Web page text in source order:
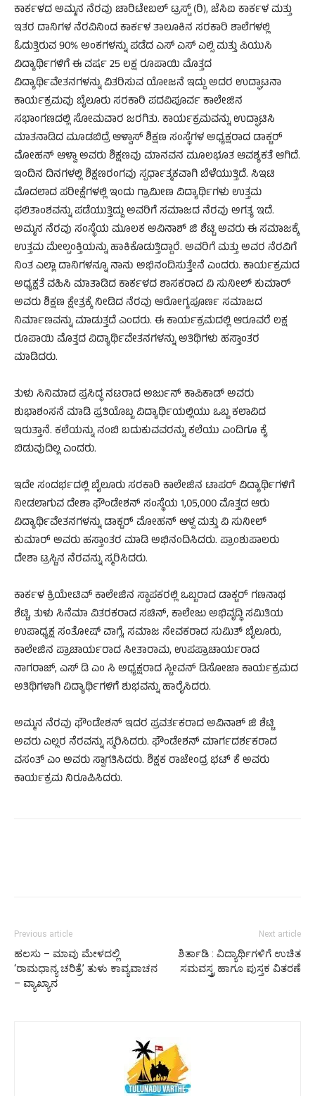
ಕಾರ್ಕಳದ ಅಮ್ಮನ ನೆರವು ಚಾರಿಟೇಬಲ್ ಟ್ರಸ್ಟ್ (ರಿ), ಜೆಸಿಐ ಕಾರ್ಕಳ ಮತ್ತು
ಇತರ ದಾನಿಗಳ ನೆರವಿನಿಂದ ಕಾರ್ಕಳ ತಾಲೂಕಿನ ಸರಕಾರಿ ಶಾಲೆಗಳಲ್ಲಿ
ಓದುತ್ತಿರುವ 90% ಅಂಕಗಳನ್ನು ಪಡೆದ ಎಸ್ ಎಸ್ ಎಲ್ಸಿ ಮತ್ತು ಪಿಯುಸಿ
ವಿದ್ಯಾರ್ಥಿಗಳಿಗೆ ಈ ವರ್ಷ 25 ಲಕ್ಷ ರೂಪಾಯಿ ಮೊತ್ತದ
ವಿದ್ಯಾರ್ಥಿವೇತನಗಳನ್ನು ವಿತರಿಸುವ ಯೋಜನೆ ಇದ್ದು ಅದರ ಉದ್ಘಾಟನಾ
ಕಾರ್ಯಕ್ರಮವು ಬೈಲೂರು ಸರಕಾರಿ ಪದವಿಪೂರ್ವ ಕಾಲೇಜಿನ
ಸಭಾಂಗಣದಲ್ಲಿ ಸೋಮವಾರ ಜರಗಿತು. ಕಾರ್ಯಕ್ರಮವನ್ನು ಉದ್ಘಾಟಿಸಿ
ಮಾತನಾಡಿದ ಮೂಡಬಿದ್ರೆ ಆಳ್ವಾಸ್ ಶಿಕ್ಷಣ ಸಂಸ್ಥೆಗಳ ಅಧ್ಯಕ್ಷರಾದ ಡಾಕ್ಟರ್
ಮೋಹನ್ ಆಳ್ವಾ ಅವರು ಶಿಕ್ಷಣವು ಮಾನವನ ಮೂಲಭೂತ ಆವಶ್ಯಕತೆ ಆಗಿದೆ.
ಇಂದಿನ ದಿನಗಳಲ್ಲಿ ಶಿಕ್ಷಣರಂಗವು ಸ್ಪರ್ಧಾತ್ಮಕವಾಗಿ ಬೆಳೆಯುತ್ತಿದೆ. ಸಿಇಟಿ
ಮೊದಲಾದ ಪರೀಕ್ಷೆಗಳಲ್ಲಿ ಇಂದು ಗ್ರಾಮೀಣ ವಿದ್ಯಾರ್ಥಿಗಳು ಉತ್ತಮ
ಫಲಿತಾಂಶವನ್ನು ಪಡೆಯುತ್ತಿದ್ದು ಅವರಿಗೆ ಸಮಾಜದ ನೆರವು ಅಗತ್ಯ ಇದೆ.
ಅಮ್ಮನ ನೆರವು ಸಂಸ್ಥೆಯ ಮೂಲಕ ಅವಿನಾಶ್ ಜಿ ಶೆಟ್ಟಿ ಅವರು ಈ ಸಮಾಜಕ್ಕೆ
ಉತ್ತಮ ಮೇಲ್ಪಂಕ್ತಿಯನ್ನು ಹಾಕಿಕೊಡುತ್ತಿದ್ದಾರೆ. ಅವರಿಗೆ ಮತ್ತು ಅವರ ನೆರವಿಗೆ
ನಿಂತ ಎಲ್ಲಾ ದಾನಿಗಳನ್ನೂ ನಾನು ಅಭಿನಂದಿಸುತ್ತೇನೆ ಎಂದರು. ಕಾರ್ಯಕ್ರಮದ
ಅಧ್ಯಕ್ಷತೆ ವಹಿಸಿ ಮಾತಾಡಿದ ಕಾರ್ಕಳದ ಶಾಸಕರಾದ ವಿ ಸುನೀಲ್ ಕುಮಾರ್
ಅವರು ಶಿಕ್ಷಣ ಕ್ಷೇತ್ರಕ್ಕೆ ನೀಡಿದ ನೆರವು ಆರೋಗ್ಯಪೂರ್ಣ ಸಮಾಜದ
ನಿರ್ಮಾಣವನ್ನು ಮಾಡುತ್ತದೆ ಎಂದರು. ಈ ಕಾರ್ಯಕ್ರಮದಲ್ಲಿ ಆರೂವರೆ ಲಕ್ಷ
ರೂಪಾಯಿ ಮೊತ್ತದ ವಿದ್ಯಾರ್ಥಿವೇತನಗಳನ್ನು ಅತಿಥಿಗಳು ಹಸ್ತಾಂತರ
ಮಾಡಿದರು.
ತುಳು ಸಿನಿಮಾದ ಪ್ರಸಿದ್ಧ ನಟರಾದ ಅರ್ಜುನ್ ಕಾಪಿಕಾಡ್ ಅವರು
ಶುಭಾಶಂಸನೆ ಮಾಡಿ ಪ್ರತಿಯೊಬ್ಬ ವಿದ್ಯಾರ್ಥಿಯಲ್ಲಿಯು ಒಬ್ಬ ಕಲಾವಿದ
ಇರುತ್ತಾನೆ. ಕಲೆಯನ್ನು ನಂಬಿ ಬದುಕುವವರನ್ನು ಕಲೆಯು ಎಂದಿಗೂ ಕೈ
ಬಿಡುವುದಿಲ್ಲ ಎಂದರು.
ಇದೇ ಸಂದರ್ಭದಲ್ಲಿ ಬೈಲೂರು ಸರಕಾರಿ ಕಾಲೇಜಿನ ಟಾಪರ್ ವಿದ್ಯಾರ್ಥಿಗಳಿಗೆ
ನೀಡಲಾಗುವ ದೇಶಾ ಫೌಂಡೇಶನ್ ಸಂಸ್ಥೆಯ 1,05,000 ಮೊತ್ತದ ಆರು
ವಿದ್ಯಾರ್ಥಿವೇತನಗಳನ್ನು ಡಾಕ್ಟರ್ ಮೋಹನ್ ಆಳ್ವ ಮತ್ತು ವಿ ಸುನೀಲ್
ಕುಮಾರ್ ಅವರು ಹಸ್ತಾಂತರ ಮಾಡಿ ಅಭಿನಂದಿಸಿದರು. ಪ್ರಾಂಶುಪಾಲರು
ದೇಶಾ ಟ್ರಸ್ಟಿನ ನೆರವನ್ನು ಸ್ಮರಿಸಿದರು.
ಕಾರ್ಕಳ ಕ್ರಿಯೇಟಿವ್ ಕಾಲೇಜಿನ ಸ್ಥಾಪಕರಲ್ಲಿ ಒಬ್ಬರಾದ ಡಾಕ್ಟರ್ ಗಣನಾಥ
ಶೆಟ್ಟಿ, ತುಳು ಸಿನೆಮಾ ವಿತರಕರಾದ ಸಚಿನ್, ಕಾಲೇಜು ಅಭಿವೃದ್ಧಿ ಸಮಿತಿಯ
ಉಪಾಧ್ಯಕ್ಷ ಸಂತೋಷ್ ವಾಗ್ಲೆ, ಸಮಾಜ ಸೇವಕರಾದ ಸುಮಿತ್ ಬೈಲೂರು,
ಕಾಲೇಜಿನ ಪ್ರಾಚಾರ್ಯರಾದ ಸೀತಾರಾಮ, ಉಪಪ್ರಾಚಾರ್ಯರಾದ
ನಾಗರಾಜ್, ಎಸ್ ಡಿ ಎಂ ಸಿ ಅಧ್ಯಕ್ಷರಾದ ಸ್ಟೀವನ್ ಡಿಸೋಜಾ ಕಾರ್ಯಕ್ರಮದ
ಅತಿಥಿಗಳಾಗಿ ವಿದ್ಯಾರ್ಥಿಗಳಿಗೆ ಶುಭವನ್ನು ಹಾರೈಸಿದರು.
ಅಮ್ಮನ ನೆರವು ಫೌಂಡೇಶನ್ ಇದರ ಪ್ರವರ್ತಕರಾದ ಅವಿನಾಶ್ ಜಿ ಶೆಟ್ಟಿ
ಅವರು ಎಲ್ಲರ ನೆರವನ್ನು ಸ್ಮರಿಸಿದರು. ಫೌಂಡೇಶನ್ ಮಾರ್ಗದರ್ಶಕರಾದ
ವಸಂತ್ ಎಂ ಅವರು ಸ್ವಾಗತಿಸಿದರು. ಶಿಕ್ಷಕ ರಾಜೇಂದ್ರ ಭಟ್ ಕೆ ಅವರು
ಕಾರ್ಯಕ್ರಮ ನಿರೂಪಿಸಿದರು.
Previous article
ಹಲಸು – ಮಾವು ಮೇಳದಲ್ಲಿ
‘ರಾಮಧಾನ್ಯ ಚರಿತ್ರೆ’ ತುಳು ಕಾವ್ಯವಾಚನ
– ವ್ಯಾಖ್ಯಾನ
Next article
ಶಿರ್ತಾಡಿ : ವಿದ್ಯಾರ್ಥಿಗಳಿಗೆ ಉಚಿತ
ಸಮವಸ್ತ್ರ ಹಾಗೂ ಪುಸ್ತಕ ವಿತರಣೆ